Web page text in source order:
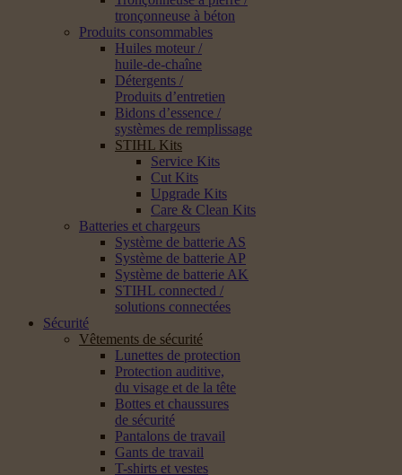
tronçonneuse à béton
Produits consommables
Huiles moteur /
huile-de-chaîne
Détergents /
Produits d’entretien
Bidons d’essence /
systèmes de remplissage
STIHL Kits
Service Kits
Cut Kits
Upgrade Kits
Care & Clean Kits
Batteries et chargeurs
Système de batterie AS
Système de batterie AP
Système de batterie AK
STIHL connected /
solutions connectées
Sécurité
Vêtements de sécurité
Lunettes de protection
Protection auditive,
du visage et de la tête
Bottes et chaussures
de sécurité
Pantalons de travail
Gants de travail
T-shirts et vestes